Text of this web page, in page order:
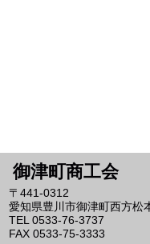
御津町商工会
〒441-0312
愛知県豊川市御津町西方松
TEL 0533-76-3737
FAX 0533-75-3333